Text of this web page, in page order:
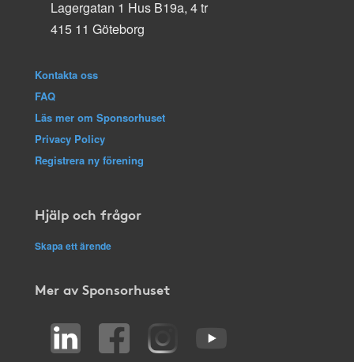
Lagergatan 1 Hus B19a, 4 tr
415 11 Göteborg
Kontakta oss
FAQ
Läs mer om Sponsorhuset
Privacy Policy
Registrera ny förening
Hjälp och frågor
Skapa ett ärende
Mer av Sponsorhuset